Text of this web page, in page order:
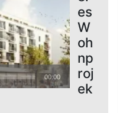
00:00
es
W
oh
np
roj
ek